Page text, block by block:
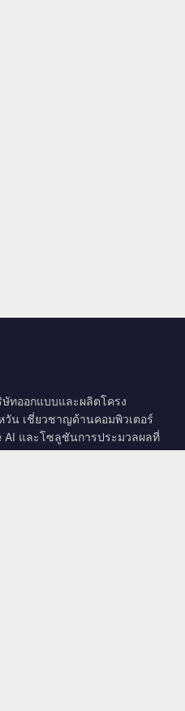
ษัทออกแบบและผลิตโครง
วัน เชี่ยวชาญด้านคอมพิวเตอร์
AI และโซลูชันการประมวลผลที่